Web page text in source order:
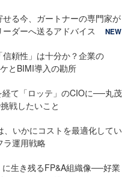
る今、ガートナーの専門家が
ダーへ送るアドバイス
NEW
頼性」は十分か？企業の
とBIMI導入の勘所
て「ロッテ」のCIOに──丸茂
戦したいこと
いかにコストを最適化してい
ラ運用戦略
に生き残るFP&A組織像──好業